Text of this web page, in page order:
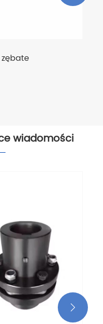
wiadomości
